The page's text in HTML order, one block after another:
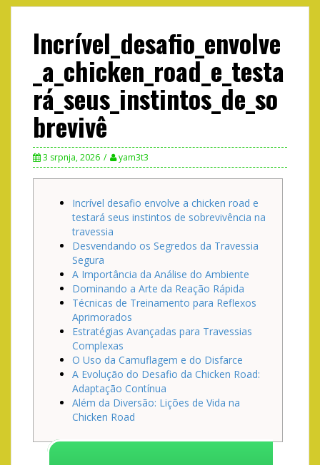
Incrível_desafio_envolve
_a_chicken_road_e_testa
rá_seus_instintos_de_so
brevivê
3 srpnja, 2026 yam3t3
Incrível desafio envolve a chicken road e
testará seus instintos de sobrevivência na
travessia
Desvendando os Segredos da Travessia
Segura
A Importância da Análise do Ambiente
Dominando a Arte da Reação Rápida
Técnicas de Treinamento para Reflexos
Aprimorados
Estratégias Avançadas para Travessias
Complexas
O Uso da Camuflagem e do Disfarce
A Evolução do Desafio da Chicken Road:
Adaptação Contínua
Além da Diversão: Lições de Vida na
Chicken Road